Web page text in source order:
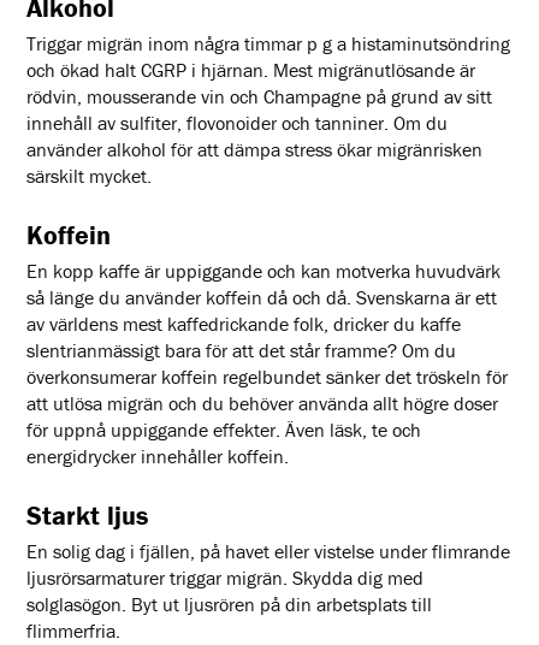
Alkohol
Triggar migrän inom några timmar p g a histaminutsöndring
och ökad halt CGRP i hjärnan. Mest migränutlösande är
rödvin, mousserande vin och Champagne på grund av sitt
innehåll av sulfiter, flovonoider och tanniner. Om du
använder alkohol för att dämpa stress ökar migränrisken
särskilt mycket.
Koffein
En kopp kaffe är uppiggande och kan motverka huvudvärk
så länge du använder koffein då och då. Svenskarna är ett
av världens mest kaffedrickande folk, dricker du kaffe
slentrianmässigt bara för att det står framme? Om du
överkonsumerar koffein regelbundet sänker det tröskeln för
att utlösa migrän och du behöver använda allt högre doser
för uppnå uppiggande effekter. Även läsk, te och
energidrycker innehåller koffein.
Starkt ljus
En solig dag i fjällen, på havet eller vistelse under flimrande
ljusrörsarmaturer triggar migrän. Skydda dig med
solglasögon. Byt ut ljusrören på din arbetsplats till
flimmerfria.